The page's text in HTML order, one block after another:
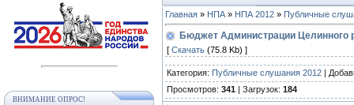
ВНИМАНИЕ ОПРОС!
Главная » НПА » НПА 2012 » Публичные
Бюджет Администрации Целинного
[ Скачать (75.8 Kb) ]
Категория: Публичные слушания 2012 |
Просмотров: 341 | Загрузок: 184